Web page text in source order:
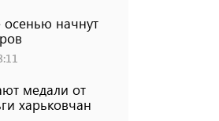
начнут
медали от
харьковчан